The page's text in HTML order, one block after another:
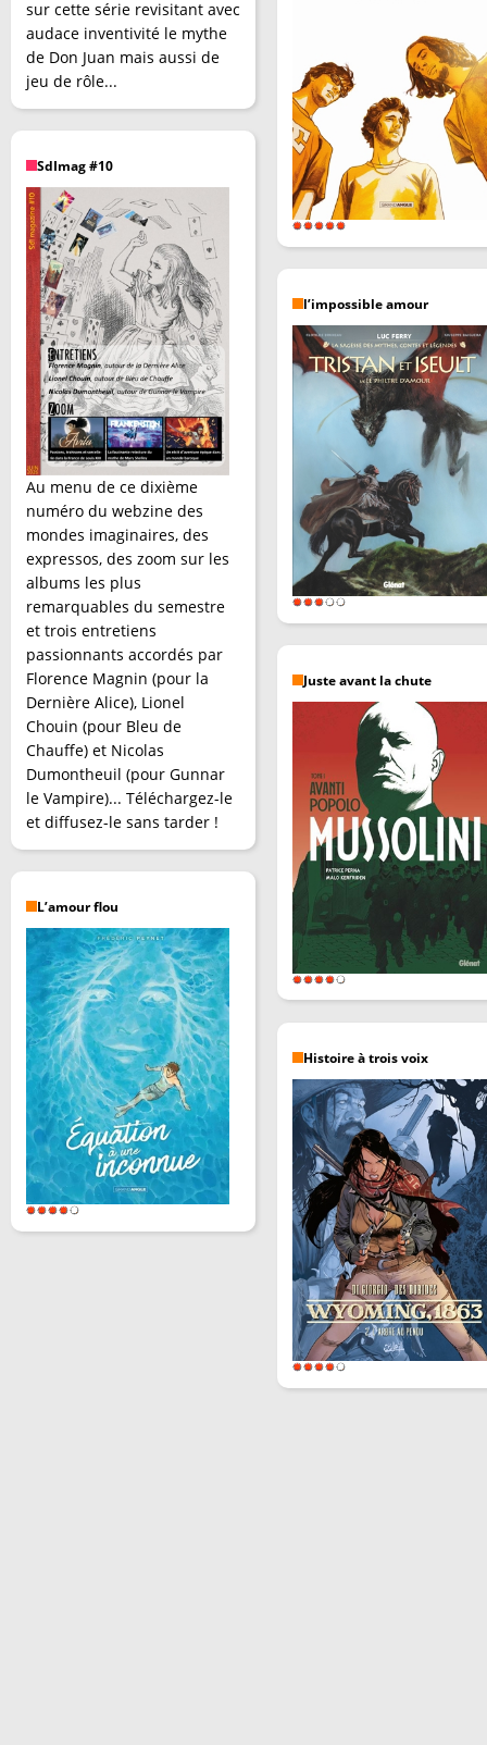
sur cette série revisitant avec
audace inventivité le mythe
de Don Juan mais aussi de
jeu de rôle...
SdImag #10
Au menu de ce dixième
numéro du webzine des
mondes imaginaires, des
expressos, des zoom sur les
albums les plus
remarquables du semestre
et trois entretiens
passionnants accordés par
Florence Magnin (pour la
Dernière Alice), Lionel
Chouin (pour Bleu de
Chauffe) et Nicolas
Dumontheuil (pour Gunnar
le Vampire)... Téléchargez-le
et diffusez-le sans tarder !
L’amour flou
l’impossible amour
Juste avant la chute
Histoire à trois voix